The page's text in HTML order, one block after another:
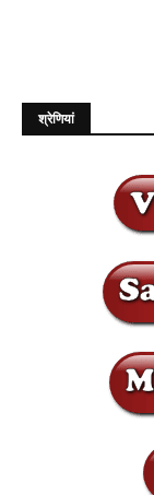
श्रेणियां